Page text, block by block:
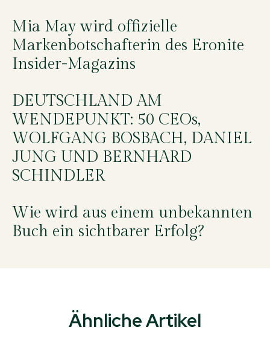
Mia May wird offizielle
Markenbotschafterin des Eronite
Insider-Magazins
DEUTSCHLAND AM
WENDEPUNKT: 50 CEOs,
WOLFGANG BOSBACH, DANIEL
JUNG UND BERNHARD
SCHINDLER
Wie wird aus einem unbekannten
Buch ein sichtbarer Erfolg?
Ähnliche Artikel